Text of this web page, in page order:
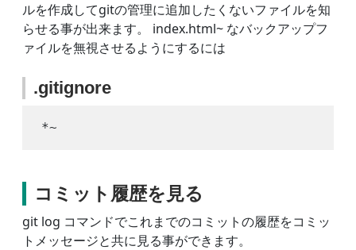
ルを作成してgitの管理に追加したくないファイルを知
らせる事が出来ます。 index.html~ なバックアップフ
ァイルを無視させるようにするには
.gitignore
コミット履歴を見る
git log コマンドでこれまでのコミットの履歴をコミッ
トメッセージと共に見る事ができます。